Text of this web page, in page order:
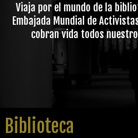
Viaja por el mundo de la
Embajada Mundial de
cobran vida todos
Biblioteca